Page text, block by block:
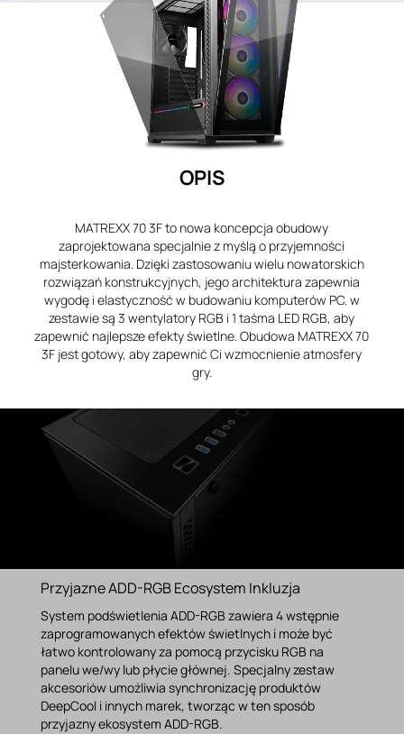
OPIS
MATREXX 70 3F to nowa koncepcja obudowy
zaprojektowana specjalnie z myślą o przyjemności
majsterkowania. Dzięki zastosowaniu wielu nowatorskich
rozwiązań konstrukcyjnych, jego architektura zapewnia
wygodę i elastyczność w budowaniu komputerów PC. w
zestawie są 3 wentylatory RGB i 1 taśma LED RGB, aby
zapewnić najlepsze efekty świetlne. Obudowa MATREXX 70
3F jest gotowy, aby zapewnić Ci wzmocnienie atmosfery
gry.
Przyjazne ADD-RGB Ecosystem Inkluzja
System podświetlenia ADD-RGB zawiera 4 wstępnie
zaprogramowanych efektów świetlnych i może być
łatwo kontrolowany za pomocą przycisku RGB na
panelu we/wy lub płycie głównej. Specjalny zestaw
akcesoriów umożliwia synchronizację produktów
DeepCool i innych marek, tworząc w ten sposób
przyjazny ekosystem ADD-RGB.